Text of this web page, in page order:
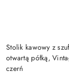
Stolik kawowy z
otwartą półką,
czerń